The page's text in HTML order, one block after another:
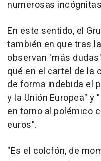
numerosas
En este sentido, el
también en que tras
observan "más
qué en el cartel de la
de forma indebida el
y la Unión Europea" y
en torno al polémico
euros".
"Es el colofón, de